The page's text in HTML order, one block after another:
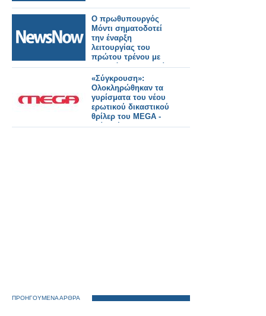
Ο πρωθυπουργός
Μόντι σηματοδοτεί
την έναρξη
λειτουργίας του
πρώτου τρένου με
υδρογόνο στην Ινδία,
αποκαλώντας το
επιτυχημένο
παράδειγμα της
καμπάνιας «Make in
India»
«Σύγκρουση»:
Ολοκληρώθηκαν τα
γυρίσματα του νέου
ερωτικού δικαστικού
θρίλερ του MEGA -
Δείτε νέο backstage
ΠΡΟΗΓΟΥΜΕΝΑ ΑΡΘΡΑ